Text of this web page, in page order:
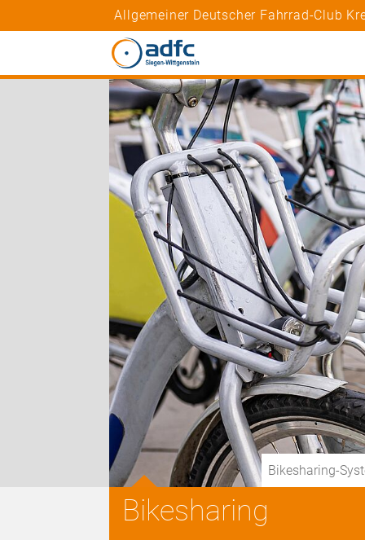
Allgemeiner Deutscher Fahrrad-Club
Bikesharing-
Bikesharing